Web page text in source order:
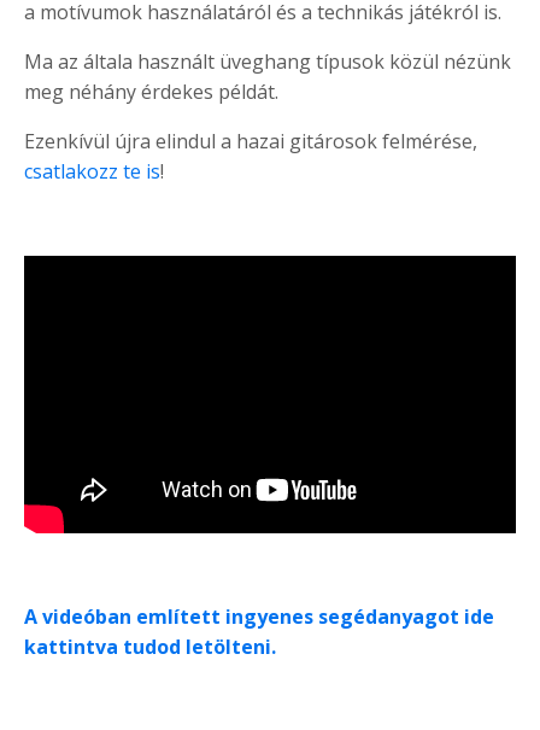
a motívumok használatáról és a technikás játékról is.
Ma az általa használt üveghang típusok közül nézünk
meg néhány érdekes példát.
Ezenkívül újra elindul a hazai gitárosok felmérése,
csatlakozz te is!
A videóban említett ingyenes segédanyagot ide
kattintva tudod letölteni.